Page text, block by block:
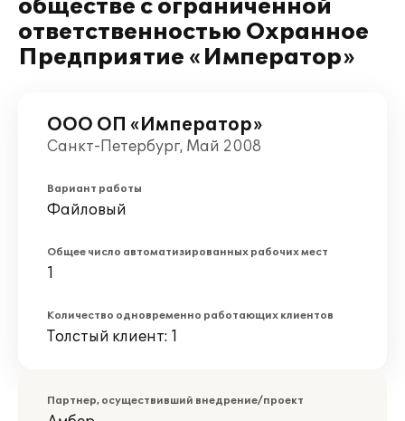
обществе с ограниченной
ответственностью Охранное
Предприятие «Император»
ООО ОП «Император»
Санкт-Петербург, Май 2008
Вариант работы
Файловый
Общее число автоматизированных рабочих мест
1
Количество одновременно работающих клиентов
Толстый клиент: 1
Партнер, осуществивший внедрение/проект